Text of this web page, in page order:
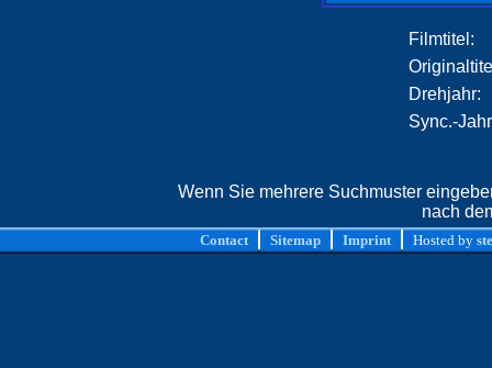
Filmtitel:
Drehjahr:
Sync.-
Wenn Sie mehrere Suchmuster
nach
Contact Sitemap Imprint Hosted by